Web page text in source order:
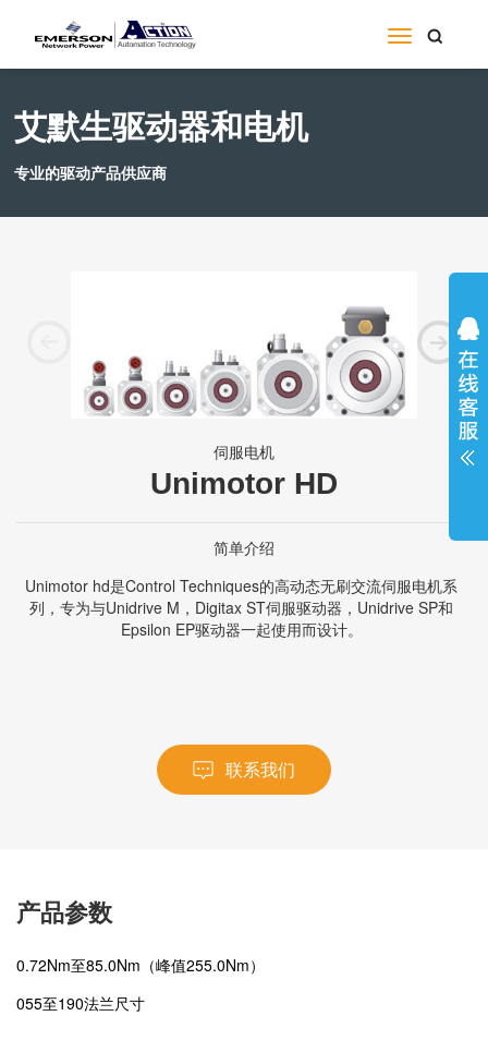
艾默生驱动器和电机
专业的驱动产品供应商
伺服电机
Unimotor HD
简单介绍
Unimotor hd是Control Techniques的高动态无刷交流伺服电机系
列，专为与Unidrive M，Digitax ST伺服驱动器，Unidrive SP和
Epsilon EP驱动器一起使用而设计。
联系我们
产品参数
0.72Nm至85.0Nm（峰值255.0Nm）
055至190法兰尺寸